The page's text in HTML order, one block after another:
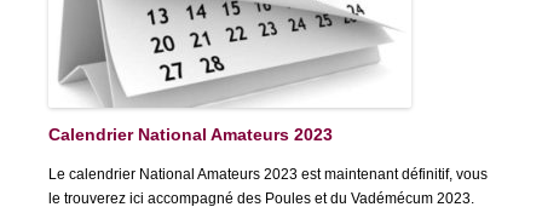
Calendrier National Amateurs 2023
Le calendrier National Amateurs 2023 est maintenant définitif, vous
le trouverez ici accompagné des Poules et du Vadémécum 2023.